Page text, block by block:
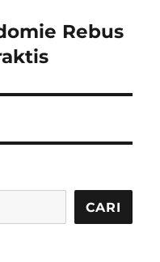
Rebus
CARI